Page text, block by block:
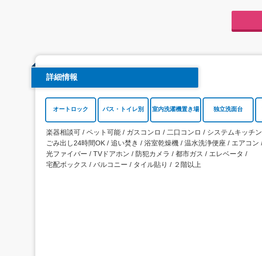
詳細情報
オートロック バス・トイレ別 室内洗濯機置き場 独立洗面台
楽器相談可 ペット可能 ガスコンロ 二口コンロ
システムキッチン
ごみ出し24時間OK
追い焚き 浴室乾燥機 温水洗浄便座
エアコン
光ファイバー
TVドアホン 防犯カメラ 都市ガス
エレベータ
宅配ボックス
バルコニー タイル貼り ２階以上